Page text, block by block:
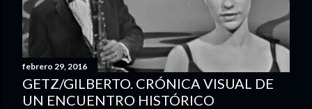
s
febrero 29, 2016
GETZ/GILBERTO. CRÓNICA VISUAL DE
UN ENCUENTRO HISTÓRICO